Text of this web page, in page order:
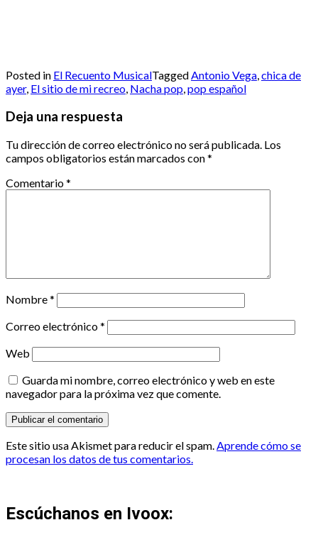
Posted in El Recuento MusicalTaggedAntonio Vega,chica de
ayer, El sitio de mi recreo, Nacha pop,pop español
Deja una respuesta
Tu dirección de correo electrónico no será publicada. Los
campos obligatorios están marcados con*
Comentario*
Nombre*
Correo electrónico*
Web
Guarda mi nombre, correo electrónico y web en este
navegador para la próxima vez que comente.
Este sitio usa Akismet para reducir el spam. Aprende cómo se
procesan los datos de tus comentarios.
Escúchanos en Ivoox: